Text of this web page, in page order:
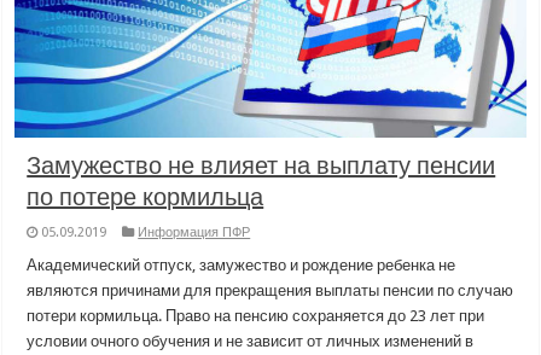
Замужество не влияет на выплату пенсии
по потере кормильца
05.09.2019 Информация ПФР
Академический отпуск, замужество и рождение ребенка не
являются причинами для прекращения выплаты пенсии по случаю
потери кормильца. Право на пенсию сохраняется до 23 лет при
условии очного обучения и не зависит от личных изменений в